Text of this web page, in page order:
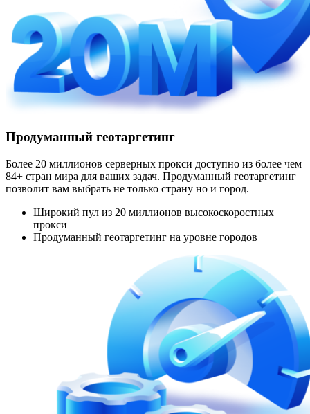
Продуманный геотаргетинг
Более 20 миллионов серверных прокси доступно из более чем
84+ стран мира для ваших задач. Продуманный геотаргетинг
позволит вам выбрать не только страну но и город.
Широкий пул из 20 миллионов высокоскоростных
прокси
Продуманный геотаргетинг на уровне городов